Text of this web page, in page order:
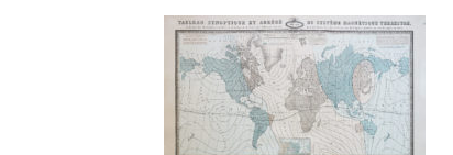
Ajouter
à la
wishlist